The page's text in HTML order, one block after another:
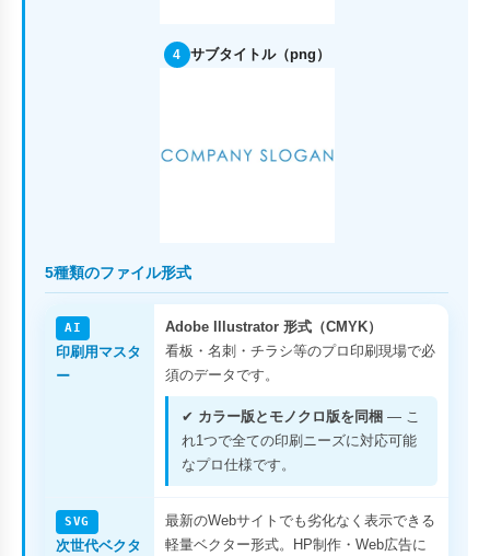
4 サブタイトル（png）
5種類のファイル形式
AI
印刷用マスタ
ー
Adobe Illustrator 形式（CMYK）
看板・名刺・チラシ等のプロ印刷現場で必
須のデータです。
✔ カラー版とモノクロ版を同梱 — こ
れ1つで全ての印刷ニーズに対応可能
なプロ仕様です。
SVG
次世代ベクタ
最新のWebサイトでも劣化なく表示できる
軽量ベクター形式。HP制作・Web広告に